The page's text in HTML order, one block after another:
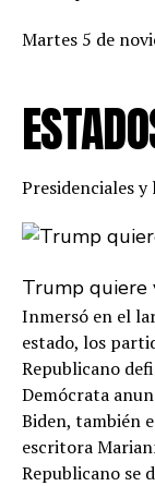
Martes 5 de
Presidenciales y
Trump quiere
Inmersó en el
estado, los
Republicano
Demócrata
Biden, también
escritora
Republicano se